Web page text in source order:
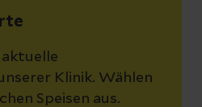
aktuelle
Klinik. Wählen
Speisen aus.